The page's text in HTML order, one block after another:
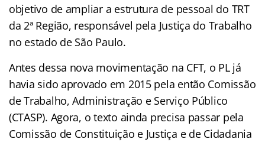
objetivo de ampliar a estrutura de pessoal do TRT
da 2ª Região, responsável pela Justiça do Trabalho
no estado de São Paulo.
Antes dessa nova movimentação na CFT, o PL já
havia sido aprovado em 2015 pela então Comissão
de Trabalho, Administração e Serviço Público
(CTASP). Agora, o texto ainda precisa passar pela
Comissão de Constituição e Justiça e de Cidadania